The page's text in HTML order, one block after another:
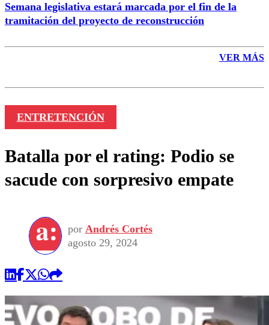
Semana legislativa estará marcada por el fin de la
tramitación del proyecto de reconstrucción
VER MÁS
ENTRETENCIÓN
Batalla por el rating: Podio se
sacude con sorpresivo empate
por Andrés Cortés
agosto 29, 2024